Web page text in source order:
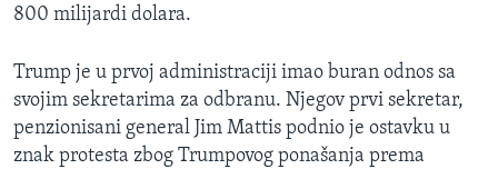
800 milijardi dolara.
Trump je u prvoj administraciji imao buran odnos sa
svojim sekretarima za odbranu. Njegov prvi sekretar,
penzionisani general Jim Mattis podnio je ostavku u
znak protesta zbog Trumpovog ponašanja prema